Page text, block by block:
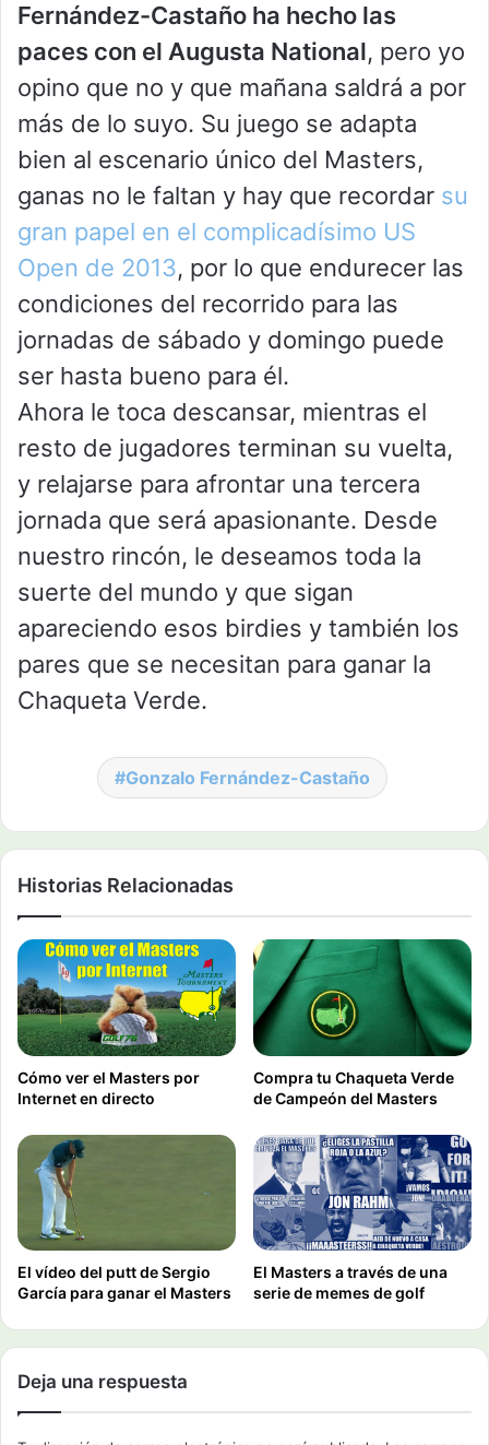
Fernández-Castaño ha hecho las
paces con el Augusta National, pero yo
opino que no y que mañana saldrá a por
más de lo suyo. Su juego se adapta
bien al escenario único del Masters,
ganas no le faltan y hay que recordar su
gran papel en el complicadísimo US
Open de 2013, por lo que endurecer las
condiciones del recorrido para las
jornadas de sábado y domingo puede
ser hasta bueno para él.
Ahora le toca descansar, mientras el
resto de jugadores terminan su vuelta,
y relajarse para afrontar una tercera
jornada que será apasionante. Desde
nuestro rincón, le deseamos toda la
suerte del mundo y que sigan
apareciendo esos birdies y también los
pares que se necesitan para ganar la
Chaqueta Verde.
Gonzalo Fernández-Castaño
Historias Relacionadas
Cómo ver el Masters por
Internet en directo
Compra tu Chaqueta Verde
de Campeón del Masters
El vídeo del putt de Sergio
García para ganar el Masters
El Masters a través de una
serie de memes de golf
Deja una respuesta